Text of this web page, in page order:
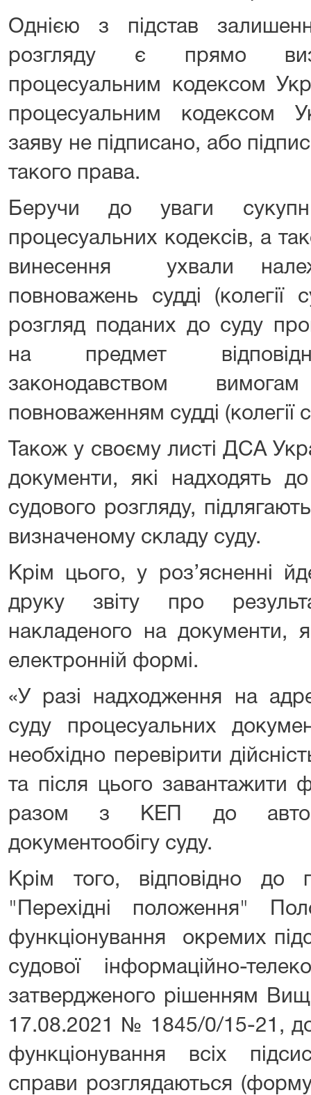
Однією з підстав
розгляду є прямо
процесуальним кодексом
процесуальним кодексом
заяву не підписано, або
такого права.
Беручи до уваги
процесуальних кодексів, а
винесення ухвали
повноважень судді (колегії
розгляд поданих до суду
на предмет
законодавством
повноваженням судді (колегії
Також у своєму листі ДСА
документи, які надходять
судового розгляду,
визначеному складу суду.
Крім цього, у роз’ясненні
друку звіту про
накладеного на документи,
електронній формі.
«У разі надходження на
суду процесуальних
необхідно перевірити
та після цього завантажити
разом з КЕП до
документообігу суду.
Крім того, відповідно до
"Перехідні положення"
функціонування окремих
судової інформаційно-
затвердженого рішенням
17.08.2021 № 1845/0/15-21,
функціонування всіх
справи розглядаються